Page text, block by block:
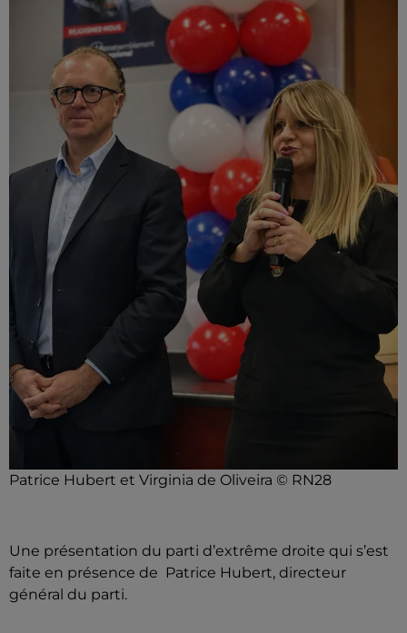
Patrice Hubert et Virginia de Oliveira © RN28
Une présentation du parti d’extrême droite qui s’est
faite en présence de Patrice Hubert, directeur
général du parti.